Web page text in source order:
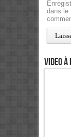
dans le
Video à